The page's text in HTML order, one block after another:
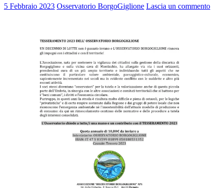
5 Febbraio 2023 Osservatorio BorgoGiglione Lascia un commento